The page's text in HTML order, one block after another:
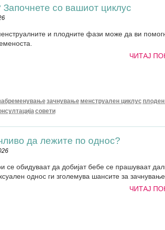
со вашиот циклус
и плодните фази може да ви
ЧИТАЈ
зачнување менструален циклус
совети
да лежите по однос?
се обидуваат да добијат бебе се прашуваат
однос ги зголемува шансите за зачнување.
ЧИТАЈ